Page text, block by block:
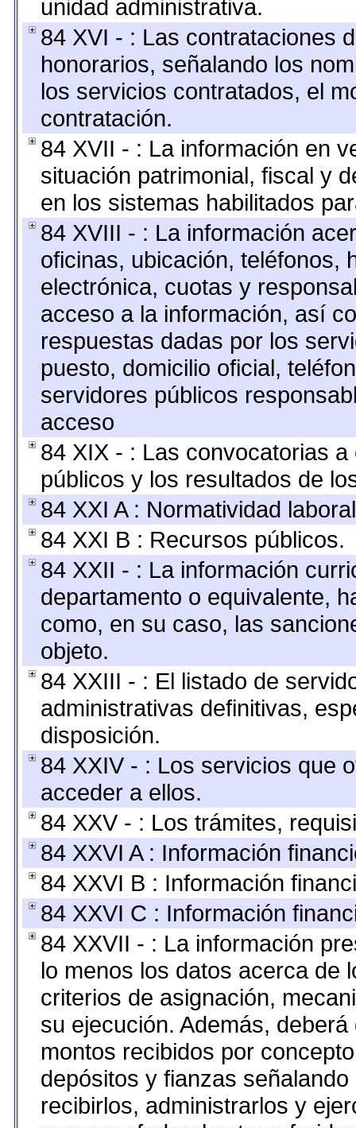
unidad administrativa.
84 XVI - : Las contrataciones
honorarios, señalando los
los servicios contratados, el
contratación.
84 XVII - : La información en
situación patrimonial, fiscal y
en los sistemas habilitados
84 XVIII - : La información
oficinas, ubicación, teléfonos,
electrónica, cuotas y
acceso a la información, así
respuestas dadas por los
puesto, domicilio oficial,
servidores públicos
acceso
84 XIX - : Las convocatorias
públicos y los resultados de
84 XXI A : Normatividad
84 XXI B : Recursos públicos.
84 XXII - : La información
departamento o equivalente,
como, en su caso, las
objeto.
84 XXIII - : El listado de
administrativas definitivas,
disposición.
84 XXIV - : Los servicios que
acceder a ellos.
84 XXV - : Los trámites,
84 XXVI A : Información
84 XXVI B : Información
84 XXVI C : Información
84 XXVII - : La información
lo menos los datos acerca de
criterios de asignación,
su ejecución. Además,
montos recibidos por
depósitos y fianzas
recibirlos, administrarlos y